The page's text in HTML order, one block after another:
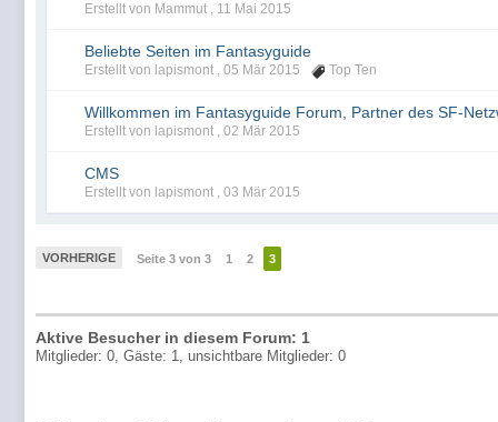
Erstellt von Mammut , 11 Mai 2015
Beliebte Seiten im Fantasyguide
Erstellt von lapismont , 05 Mär 2015 Top Ten
Willkommen im Fantasyguide Forum, Partner des SF-
Erstellt von lapismont , 02 Mär 2015
CMS
Erstellt von lapismont , 03 Mär 2015
VORHERIGE Seite 3 von 3 1 2 3
Aktive Besucher in diesem Forum: 1
Mitglieder: 0, Gäste: 1, unsichtbare Mitglieder: 0